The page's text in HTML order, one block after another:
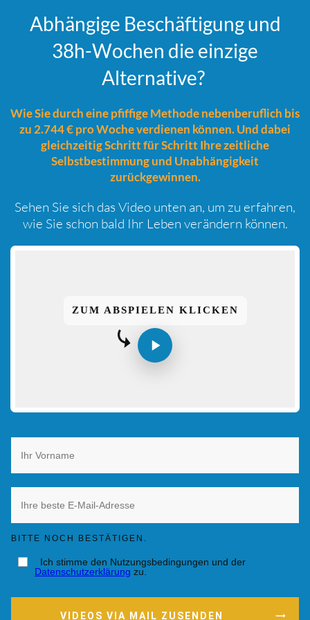
Abhängige Beschäftigung und
38h-Wochen die einzige
Alternative?
Wie Sie durch eine pfiffige Methode nebenberuflich bis
zu 2.744 € pro Woche verdienen können. Und dabei
gleichzeitig Schritt für Schritt Ihre zeitliche
Selbstbestimmung und Unabhängigkeit
zurückgewinnen.
Sehen Sie sich das Video unten an, um zu erfahren,
wie Sie schon bald Ihr Leben verändern können.
ZUM ABSPIELEN KLICKEN
BITTE NOCH BESTÄTIGEN.
Ich stimme den Nutzungsbedingungen und der
Datenschutzerklärung zu.
VIDEOS VIA MAIL ZUSENDEN